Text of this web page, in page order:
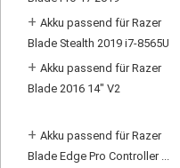
+ Akku passend für Razer
Blade Stealth 2019 i7-8565U
+ Akku passend für Razer
Blade 2016 14" V2
+ Akku passend für Razer
Blade Edge Pro Controller ...